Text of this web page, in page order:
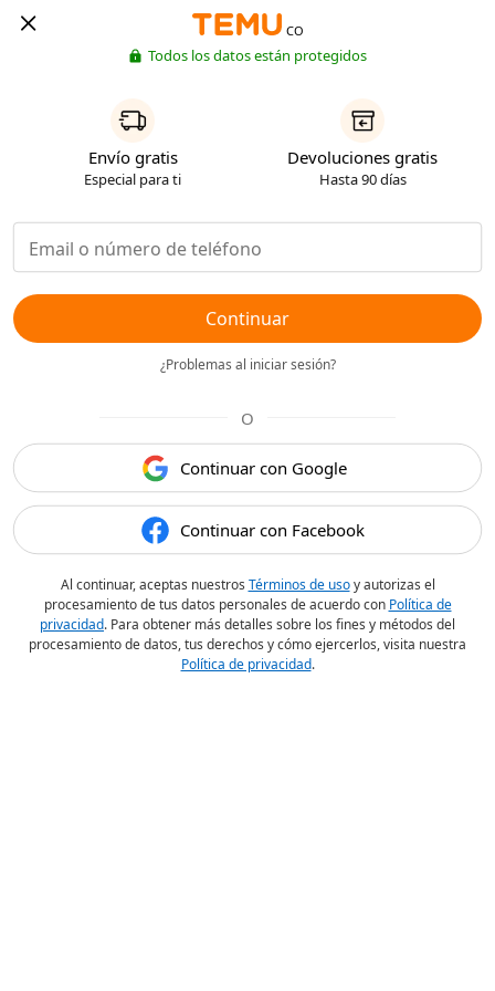
CO
Todos los datos están protegidos
Envío gratis
Especial para ti
Devoluciones gratis
Hasta 90 días
Continuar
¿Problemas al iniciar sesión?
O
Continuar con Google
Continuar con Facebook
Al continuar, aceptas nuestros Términos de usoy autorizas el
procesamiento de tus datos personales de acuerdo con Política de
privacidad. Para obtener más detalles sobre los fines y métodos del
procesamiento de datos, tus derechos y cómo ejercerlos, visita nuestra
Política de privacidad.